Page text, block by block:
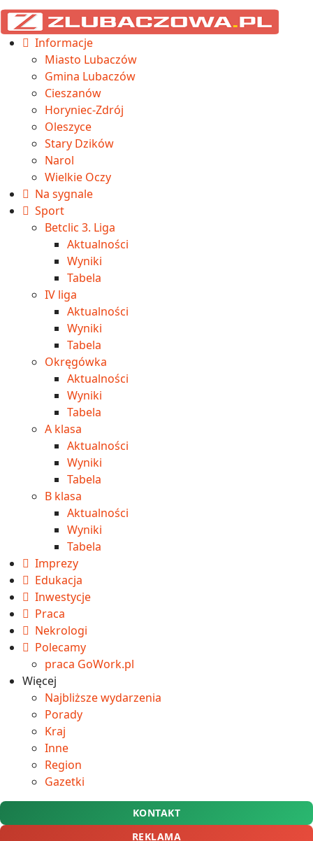
Informacje
Miasto Lubaczów
Gmina Lubaczów
Cieszanów
Horyniec-Zdrój
Oleszyce
Stary Dzików
Narol
Wielkie Oczy
Na sygnale
Sport
Betclic 3. Liga
Aktualności
Wyniki
Tabela
IV liga
Aktualności
Wyniki
Tabela
Okręgówka
Aktualności
Wyniki
Tabela
A klasa
Aktualności
Wyniki
Tabela
B klasa
Aktualności
Wyniki
Tabela
Imprezy
Edukacja
Inwestycje
Praca
Nekrologi
Polecamy
praca GoWork.pl
Więcej
Najbliższe wydarzenia
Porady
Kraj
Inne
Region
Gazetki
KONTAKT
REKLAMA